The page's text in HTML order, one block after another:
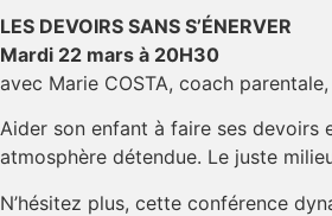
LES DEVOIRS SANS S’ÉNERVER
Mardi 22 mars à 20H30
avec Marie COSTA, coach
Aider son enfant à faire ses devoirs
atmosphère détendue. Le juste
N’hésitez plus, cette conférence